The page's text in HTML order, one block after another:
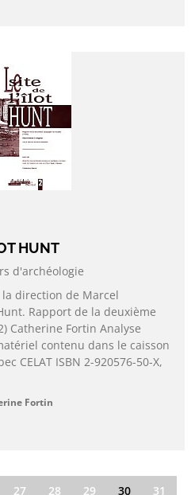
HUNT
d'archéologie
la direction de Marcel
Rapport de la deuxième
Catherine Fortin Analyse
contenu dans le caisson
CELAT ISBN 2-920576-50-X,
Fortin
27 28 29 30
31